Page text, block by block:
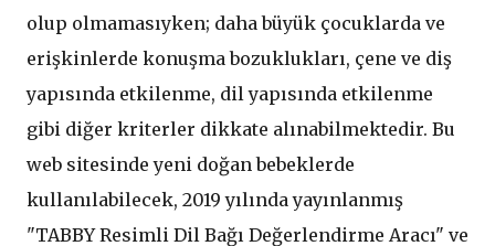
olup olmamasıyken; daha büyük çocuklarda ve
erişkinlerde konuşma bozuklukları, çene ve diş
yapısında etkilenme, dil yapısında etkilenme
gibi diğer kriterler dikkate alınabilmektedir. Bu
web sitesinde yeni doğan bebeklerde
kullanılabilecek, 2019 yılında yayınlanmış
"TABBY Resimli Dil Bağı Değerlendirme Aracı" ve